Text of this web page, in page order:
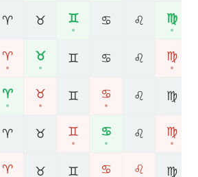
♈ ♉ ♊ ♋ ♌ ♍
♈ ♉ ♊ ♋ ♌ ♍
♈ ♉ ♊ ♋ ♌ ♍
♈ ♉ ♊ ♋ ♌ ♍
♈ ♉ ♊ ♋ ♌ ♍